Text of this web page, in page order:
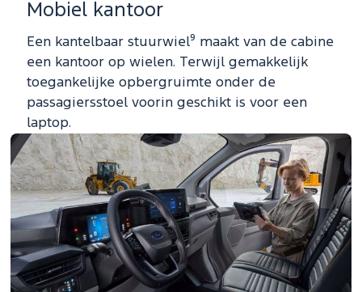
Mobiel kantoor
Een kantelbaar stuurwiel⁹ maakt van de cabine
een kantoor op wielen. Terwijl gemakkelijk
toegankelijke opbergruimte onder de
passagiersstoel voorin geschikt is voor een
laptop.